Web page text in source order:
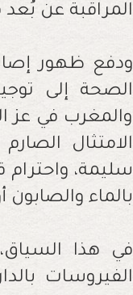
المراقبة عن بُعد
الصحة إلى
والمغرب في عز
الامتثال
سليمة، واحترام
بالماء
في هذا
الفيروسات